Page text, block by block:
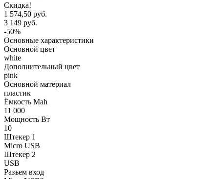
Скидка!
1 574,50 руб.
3 149 руб.
-50%
Основные характеристики
Основной цвет
white
Дополнительный цвет
pink
Основной материал
пластик
Ёмкость Mah
11 000
Мощность Вт
10
Штекер 1
Micro USB
Штекер 2
USB
Разъем вход